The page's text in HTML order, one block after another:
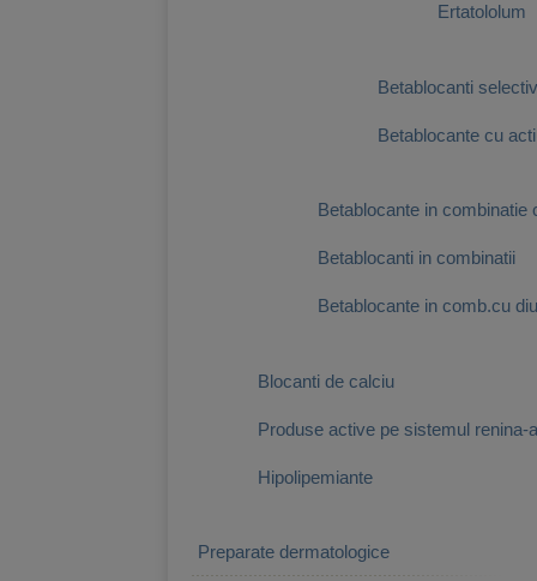
Ertatololum
Betablocanti
Betablocante cu
Betablocante in combinatie
Betablocanti in combinatii
Betablocante in comb.cu
Blocanti de calciu
Produse active pe sistemul renina-
Hipolipemiante
Preparate dermatologice